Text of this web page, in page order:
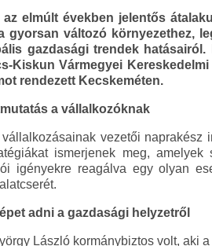
elmúlt években jelentős
gyorsan változó környezethez,
gazdasági trendek
Kiskun Vármegyei
rendezett Kecskeméten.
a vállalkozóknak
vezetői naprakész
ismerjenek meg, amelyek
igényekre reagálva egy olyan
adni a gazdasági helyzetről
László kormánybiztos volt, aki